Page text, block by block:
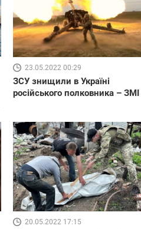
23.05.2022 00:29
ЗСУ знищили в Україні
російського полковника – ЗМІ
20.05.2022 17:15